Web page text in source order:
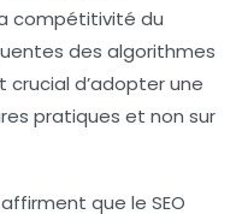
compétitivité du
des algorithmes
crucial d’adopter une
pratiques et non sur
affirment que le SEO